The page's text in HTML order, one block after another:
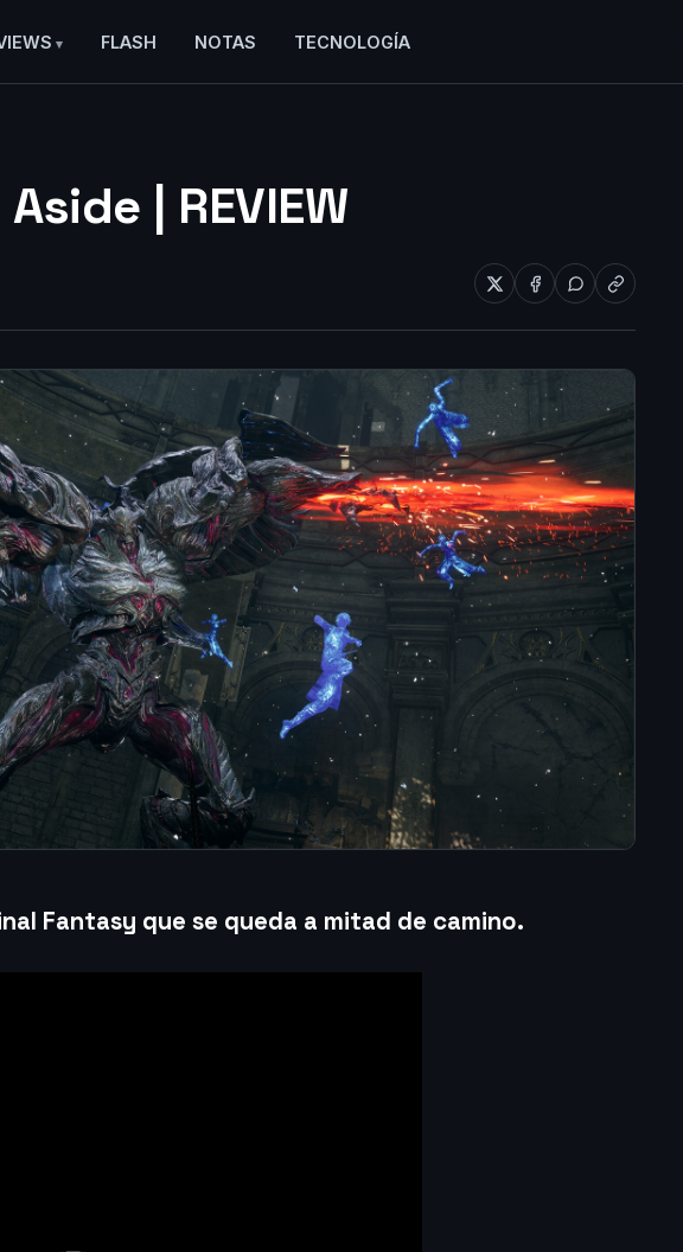
FLASH NOTAS TECNOLOGÍA
| REVIEW
Fantasy que se queda a mitad de camino.